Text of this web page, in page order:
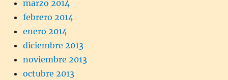
marzo 2014
febrero 2014
enero 2014
diciembre 2013
noviembre 2013
octubre 2013